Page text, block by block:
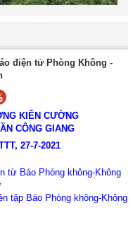
điện tử Phòng Không -
KIÊN CƯỜNG
CÔNG GIANG
27-7-2021
từ Báo Phòng không-Không
tập Báo Phòng không-Không